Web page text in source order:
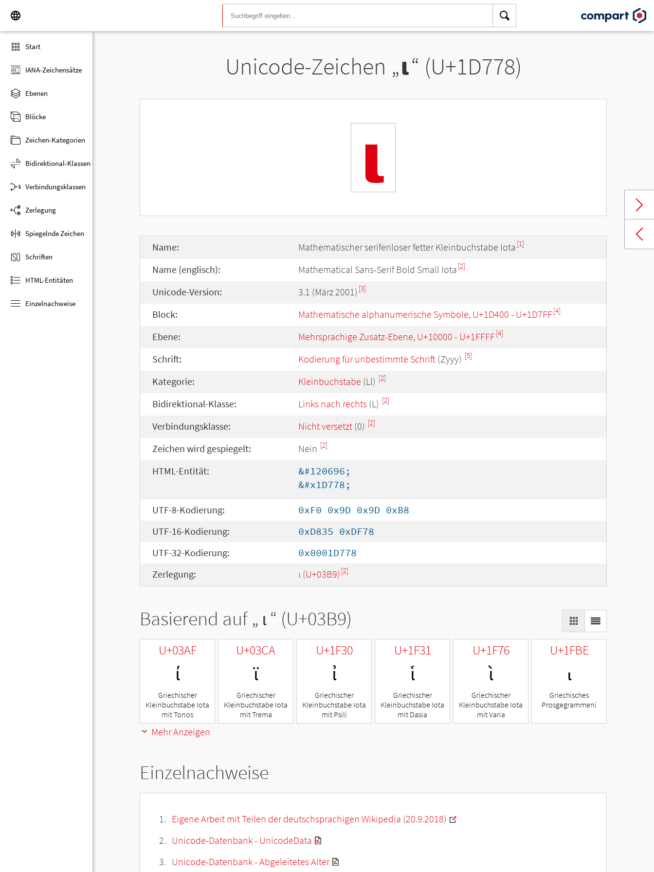
Start
IANA-Zeichensätze
Ebenen
Blöcke
Zeichen-Kategorien
Bidirektional-Klassen
Verbindungsklassen
Zerlegung
Spiegelnde Zeichen
Schriften
HTML-Entitäten
Einzelnachweise
Unicode-Zeichen „𝝸“ (U+1D778)
𝝸
Name: Mathematischer serifenloser fetter Kleinbuchstabe Iota [1]
Name (englisch): Mathematical Sans-Serif Bold Small Iota [2]
Unicode-Version: 3.1 (März 2001) [3]
Block: Mathematische alphanumerische Symbole, U+1D400 - U+1D7FF[4]
Ebene: Mehrsprachige Zusatz-Ebene, U+10000 - U+1FFFF[4]
Schrift: Kodierung für unbestimmte Schrift (Zyyy) [5]
Kategorie: Kleinbuchstabe (Ll) [2]
Bidirektional-Klasse: Links nach rechts (L) [2]
Verbindungsklasse: Nicht versetzt (0) [2]
Zeichen wird gespiegelt: Nein [2]
HTML-Entität:
&#120696;
&#x1D778;
UTF-8-Kodierung:
0xF0 0x9D 0x9D 0xB8
UTF-16-Kodierung:
0xD835 0xDF78
UTF-32-Kodierung:
0x0001D778
Zerlegung:
ι (U+03B9) [2]
Basierend auf „ ι“ (U+03B9)
U+03AF
ί
Griechischer
Kleinbuchstabe Iota
mit Tonos
U+03CA
ϊ
Griechischer
Kleinbuchstabe Iota
mit Trema
U+1F30
ἰ
Griechischer
Kleinbuchstabe Iota
mit Psili
U+1F31
ἱ
Griechischer
Kleinbuchstabe Iota
mit Dasia
U+1F76
ὶ
Griechischer
Kleinbuchstabe Iota
mit Varia
U+1FBE
ι
Griechisches
Prosgegrammeni
Mehr Anzeigen
Einzelnachweise
Eigene Arbeit mit Teilen der deutschsprachigen Wikipedia (20.9.2018)
Unicode-Datenbank - UnicodeData
Unicode-Datenbank - Abgeleitetes Alter